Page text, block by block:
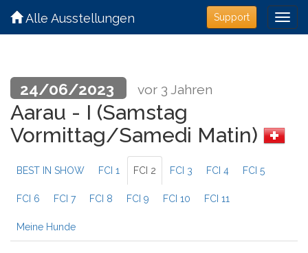
Support
Alle Ausstellungen
24/06/2023 vor 3 Jahren
Aarau - I (Samstag
Vormittag/Samedi Matin)
BEST IN SHOW FCI 1 FCI 2 FCI 3 FCI 4 FCI 5
FCI 6 FCI 7 FCI 8 FCI 9 FCI 10 FCI 11
Meine Hunde